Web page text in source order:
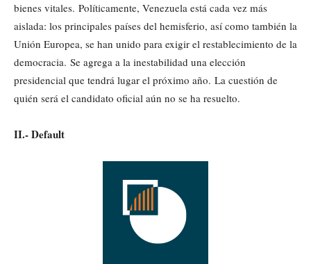
bienes vitales. Políticamente, Venezuela está cada vez más
aislada: los principales países del hemisferio, así como también la
Unión Europea, se han unido para exigir el restablecimiento de la
democracia. Se agrega a la inestabilidad una elección
presidencial que tendrá lugar el próximo año. La cuestión de
quién será el candidato oficial aún no se ha resuelto.
II.- Default